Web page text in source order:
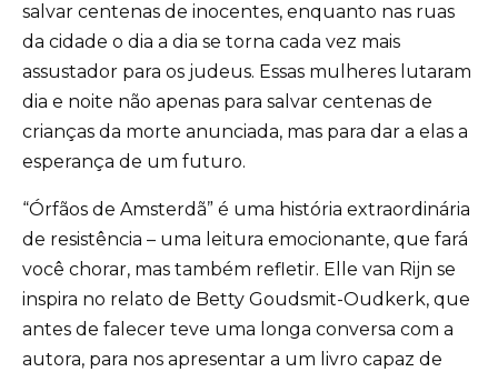
salvar centenas de inocentes, enquanto nas ruas
da cidade o dia a dia se torna cada vez mais
assustador para os judeus. Essas mulheres lutaram
dia e noite não apenas para salvar centenas de
crianças da morte anunciada, mas para dar a elas a
esperança de um futuro.
“Órfãos de Amsterdã” é uma história extraordinária
de resistência – uma leitura emocionante, que fará
você chorar, mas também refletir. Elle van Rijn se
inspira no relato de Betty Goudsmit-Oudkerk, que
antes de falecer teve uma longa conversa com a
autora, para nos apresentar a um livro capaz de